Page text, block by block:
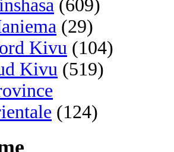
(609)
(29)
Kivu (104)
Kivu (519)
(124)